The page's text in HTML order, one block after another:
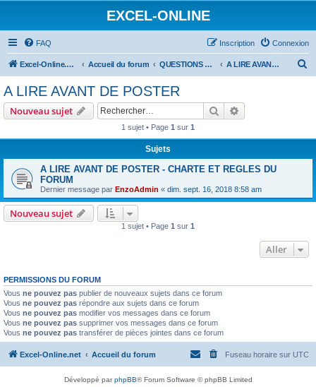
EXCEL-ONLINE
FAQ Connexion
Inscription
Excel-Online.net Accueil du forum QUESTIONS EXCEL A LIRE AVANT DE POSTER
e
A LIRE AVANT DE POSTER
Nouveau sujet Rechercher
1 sujet • Page 1 sur 1
Sujets
A LIRE AVANT DE POSTER - CHARTE ET REGLES DU
FORUM
Dernier message par EnzoAdmin « dim. sept. 16, 2018 8:58 am
Nouveau sujet
1 sujet • Page 1 sur 1
Aller
PERMISSIONS DU FORUM
Vous ne pouvez pas publier de nouveaux sujets dans ce forum
Vous ne pouvez pas répondre aux sujets dans ce forum
Vous ne pouvez pas modifier vos messages dans ce forum
Vous ne pouvez pas supprimer vos messages dans ce forum
Vous ne pouvez pas transférer de pièces jointes dans ce forum
Excel-Online.net Accueil du forum Fuseau horaire sur UTC
Développé parphpBB® Forum Software © phpBB Limited